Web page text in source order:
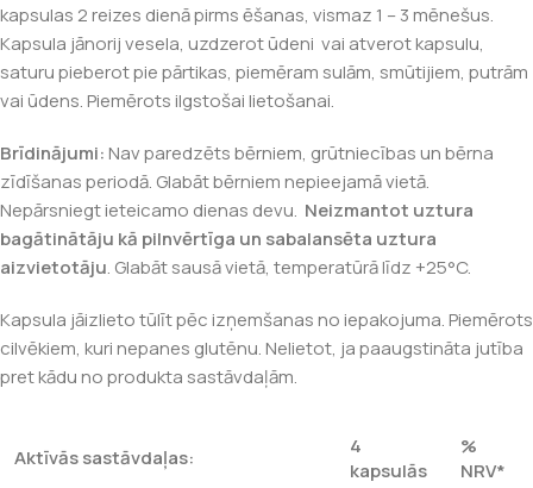
kapsulas 2 reizes dienā pirms ēšanas, vismaz 1 – 3 mēnešus.
Kapsula jānorij vesela, uzdzerot ūdeni vai atverot kapsulu,
saturu pieberot pie pārtikas, piemēram sulām, smūtijiem, putrām
vai ūdens. Piemērots ilgstošai lietošanai.
Brīdinājumi:Nav paredzēts bērniem, grūtniecības un bērna
zīdīšanas periodā. Glabāt bērniem nepieejamā vietā.
Nepārsniegt ieteicamo dienas devu. Neizmantot uztura
bagātinātāju kā pilnvērtīga un sabalansēta uztura
aizvietotāju. Glabāt sausā vietā, temperatūrā līdz +25°C.
Kapsula jāizlieto tūlīt pēc izņemšanas no iepakojuma. Piemērots
cilvēkiem, kuri nepanes glutēnu. Nelietot, ja paaugstināta jutība
pret kādu no produkta sastāvdaļām.
Aktīvās sastāvdaļas:
4
kapsulās
%
NRV*